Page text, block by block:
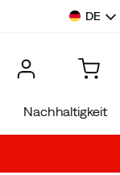
DE
Nachhaltigkeit